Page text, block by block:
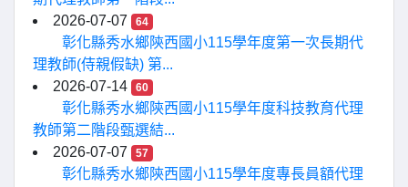
2026-07-07
64
彰化縣秀水鄉陝西國小115學年度第一次長期代
理教師(侍親假缺) 第...
2026-07-14
60
彰化縣秀水鄉陝西國小115學年度科技教育代理
教師第二階段甄選結...
2026-07-07
57
彰化縣秀水鄉陝西國小115學年度專長員額代理